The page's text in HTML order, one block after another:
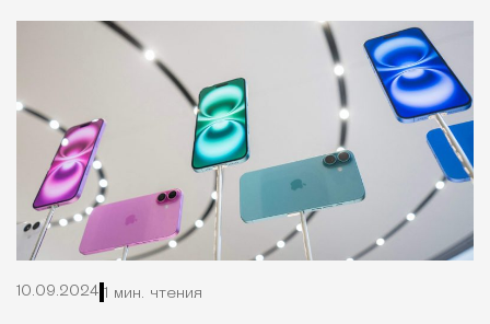
10.09.2024 1 мин. чтения